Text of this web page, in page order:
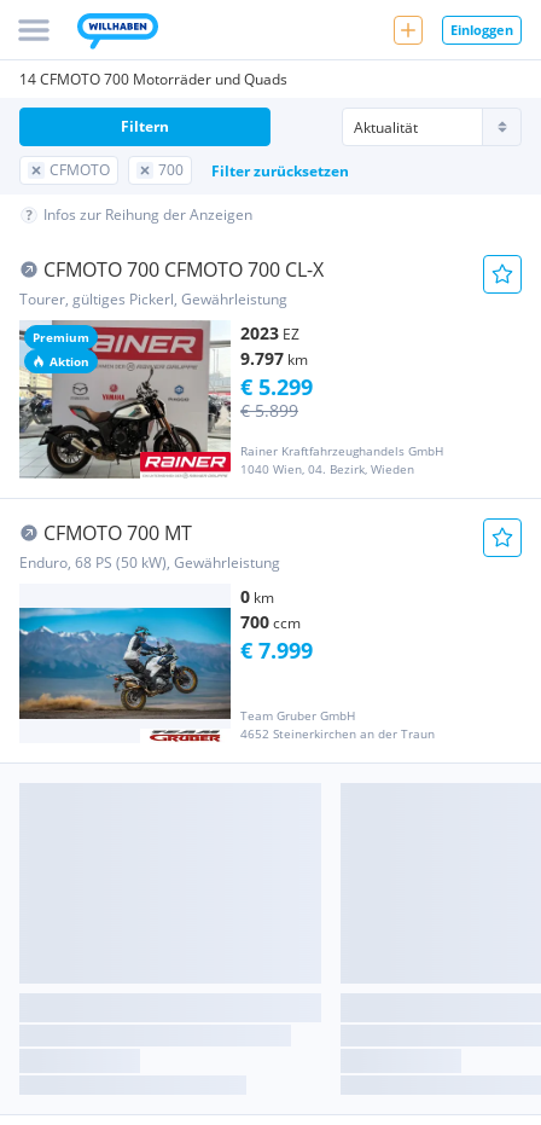
Einloggen
14 CFMOTO 700 Motorräder und Quads
CFMOTO 700 Filter zurücksetzen
Filtern
Infos zur Reihung der Anzeigen
Premium
Aktion
CFMOTO 700 CFMOTO 700 CL-X
Tourer, gültiges Pickerl, Gewährleistung
2023 EZ
9.797 km
Rainer Kraftfahrzeughandels GmbH
1040 Wien, 04. Bezirk, Wieden
€ 5.899
€ 5.299
CFMOTO 700 MT
Enduro, 68 PS (50 kW), Gewährleistung
0 km
700ccm
Team Gruber GmbH
4652 Steinerkirchen an der Traun
€ 7.999